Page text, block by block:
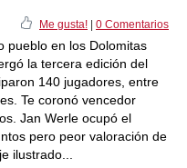
Me gusta! 0 Comentarios
pueblo en los Dolomitas
la tercera edición del
140 jugadores, entre
Te coronó vencedor
Jan Werle ocupó el
pero peor valoración de
ilustrado...